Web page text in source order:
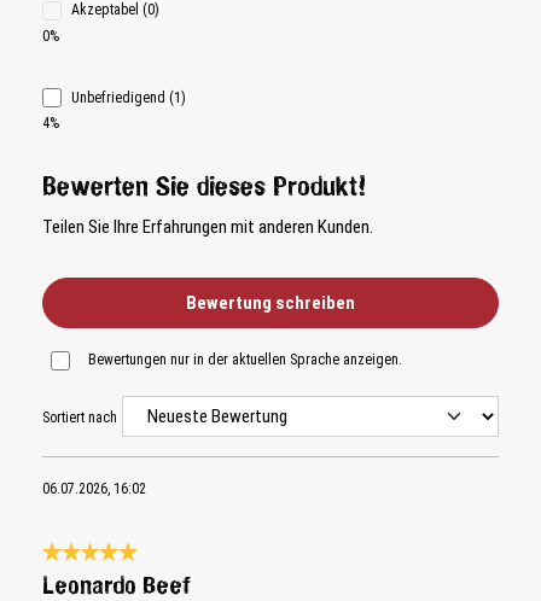
Akzeptabel (0)
0%
Unbefriedigend (1)
4%
Bewerten Sie dieses Produkt!
Teilen Sie Ihre Erfahrungen mit anderen Kunden.
Bewertung schreiben
Bewertungen nur in der aktuellen Sprache anzeigen.
Sortiert nach
06.07.2026, 16:02
Bewertung mit 5 von 5 Sternen
Leonardo Beef